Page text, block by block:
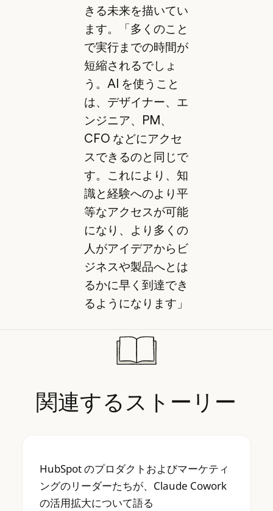
きる未来を描いてい
ます。「多くのこと
で実行までの時間が
短縮されるでしょ
う。AI を使うこと
は、デザイナー、エ
ンジニア、PM、
CFO などにアクセ
スできるのと同じで
す。これにより、知
識と経験へのより平
等なアクセスが可能
になり、より多くの
人がアイデアからビ
ジネスや製品へとは
るかに早く到達でき
るようになります」
関連するストーリー
HubSpot のプロダクトおよびマーケティ
HubSpot のプロダクトおよびマーケティ
ングのリーダーたちが、Claude Cowork
の活用拡大について語る